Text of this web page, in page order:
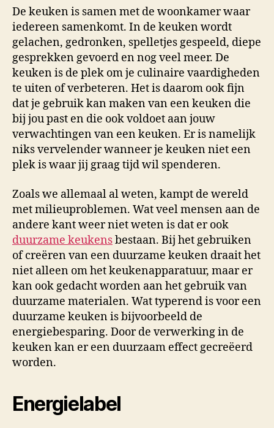
van
een
duurzame
keuken
De keuken is samen met de woonkamer waar
iedereen samenkomt. In de keuken wordt
gelachen, gedronken, spelletjes gespeeld, diepe
gesprekken gevoerd en nog veel meer. De
keuken is de plek om je culinaire vaardigheden
te uiten of verbeteren. Het is daarom ook fijn
dat je gebruik kan maken van een keuken die
bij jou past en die ook voldoet aan jouw
verwachtingen van een keuken. Er is namelijk
niks vervelender wanneer je keuken niet een
plek is waar jij graag tijd wil spenderen.
Zoals we allemaal al weten, kampt de wereld
met milieuproblemen. Wat veel mensen aan de
andere kant weer niet weten is dat er ook
duurzame keukensbestaan. Bij het gebruiken
of creëren van een duurzame keuken draait het
niet alleen om het keukenapparatuur, maar er
kan ook gedacht worden aan het gebruik van
duurzame materialen. Wat typerend is voor een
duurzame keuken is bijvoorbeeld de
energiebesparing. Door de verwerking in de
keuken kan er een duurzaam effect gecreëerd
worden.
Energielabel